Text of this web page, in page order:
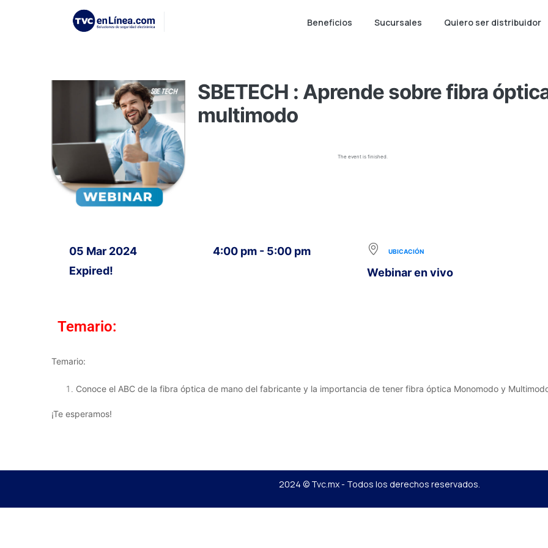
Beneficios Sucursales Quiero ser distribuidor
SBETECH : Aprende sobre fibra
multimodo
The event is finished.
05 Mar 2024
Expired!
4:00 pm - 5:00 pm UBICACIÓN
Webinar en vivo
Temario:
Temario:
Conoce el ABC de la fibra óptica de mano del fabricante y la importancia de tener fibra óptica Monomodo y
¡Te esperamos!
2024 © Tvc.mx - Todos los derechos reservados.